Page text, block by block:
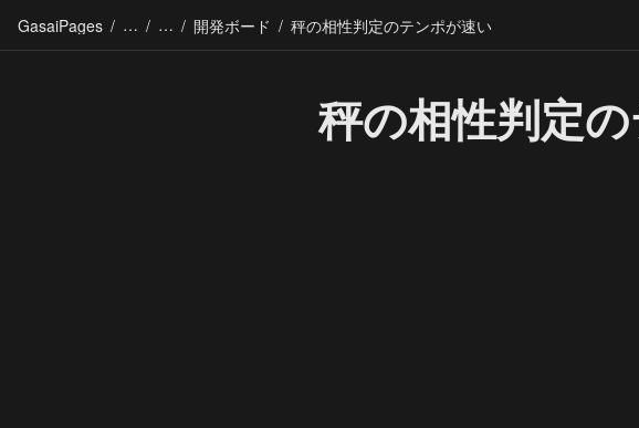
GasaiPages / / / 開発ボード / 秤の相性判定のテンポが速い
秤の相性判定